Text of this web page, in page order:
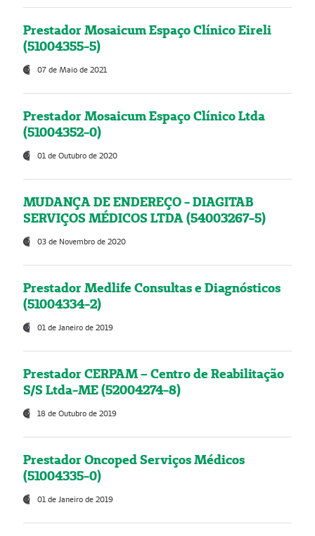
Prestador Mosaicum Espaço Clínico Eireli
(51004355-5)
07 de Maio de 2021
Prestador Mosaicum Espaço Clínico Ltda
(51004352-0)
01 de Outubro de 2020
MUDANÇA DE ENDEREÇO - DIAGITAB
SERVIÇOS MÉDICOS LTDA (54003267-5)
03 de Novembro de 2020
Prestador Medlife Consultas e Diagnósticos
(51004334-2)
01 de Janeiro de 2019
Prestador CERPAM – Centro de Reabilitação
S/S Ltda-ME (52004274-8)
18 de Outubro de 2019
Prestador Oncoped Serviços Médicos
(51004335-0)
01 de Janeiro de 2019